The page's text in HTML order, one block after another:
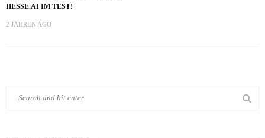
HESSE.AI IM TEST!
2 JAHREN AGO